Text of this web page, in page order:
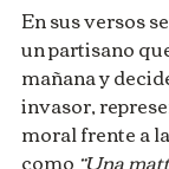
En sus versos
un partisano
mañana y
invasor,
moral frente a
como “Una